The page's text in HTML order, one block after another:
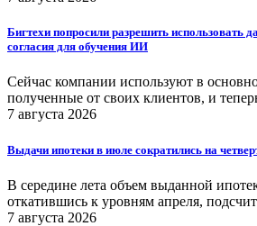
Бигтехи попросили разрешить использовать
согласия для обучения ИИ
Сейчас компании используют в
полученные от своих клиентов, и
7 августа 2026
Выдачи ипотеки в июле сократились на
В середине лета объем выданной
откатившись к уровням апреля,
7 августа 2026